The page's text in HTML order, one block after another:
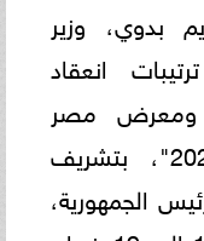
بدوي، وزير
انعقاد
ومعرض مصر
الدولي للطاقة "إيجبس 2025"، بتشريف
الجمهورية،